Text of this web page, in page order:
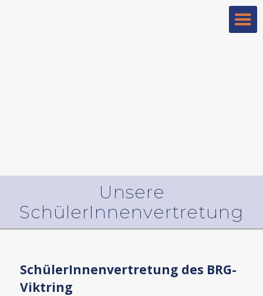
Unsere
SchülerInnenvertretung
SchülerInnenvertretung des BRG-
Viktring